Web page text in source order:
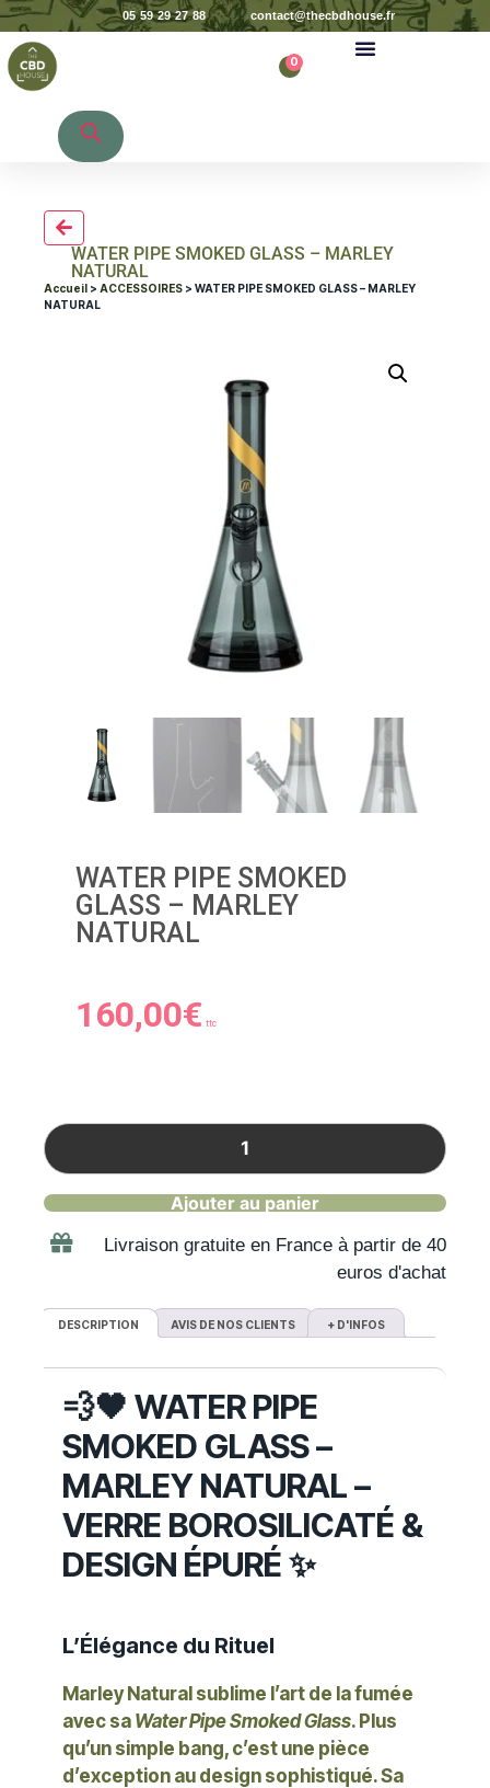
05 59 29 27 88 contact@thecbdhouse.fr
0
WATER PIPE SMOKED GLASS – MARLEY
NATURAL
Accueil > ACCESSOIRES > WATER PIPE SMOKED GLASS – MARLEY
NATURAL
WATER PIPE SMOKED
GLASS – MARLEY
NATURAL
160,00€ ttc
Ajouter au panier
Livraison gratuite en France à partir de 40
euros d'achat
DESCRIPTION AVIS DE NOS CLIENTS + D'INFOS
💨🖤 WATER PIPE
SMOKED GLASS –
MARLEY NATURAL –
VERRE BOROSILICATÉ &
DESIGN ÉPURÉ ✨
L’Élégance du Rituel
Marley Natural sublime l’art de la fumée
avec sa Water Pipe Smoked Glass. Plus
qu’un simple bang, c’est une pièce
d’exception au design sophistiqué. Sa